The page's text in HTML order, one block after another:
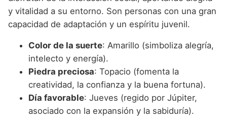
y vitalidad a su entorno. Son personas con una gran
capacidad de adaptación y un espíritu juvenil.
Color de la suerte: Amarillo (simboliza alegría,
intelecto y energía).
Piedra preciosa: Topacio (fomenta la
creatividad, la confianza y la buena fortuna).
Día favorable: Jueves (regido por Júpiter,
asociado con la expansión y la sabiduría).